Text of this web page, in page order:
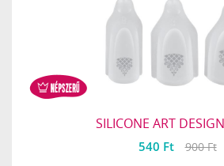
SILICONE ART
540 Ft 900 Ft